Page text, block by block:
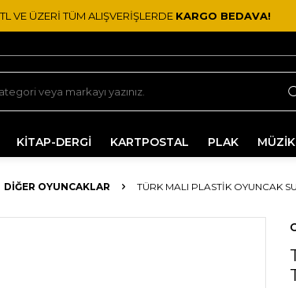
VE ÜZERİ TÜM ALIŞVERİŞLERDE KARGO BEDAVA!
KİTAP-DERGİ KARTPOSTAL PLAK
DIĞER OYUNCAKLAR TÜRK MALI PLASTIK OYUNCAK